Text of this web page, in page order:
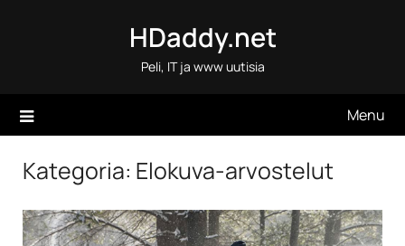
HDaddy.net
Peli, IT ja www uutisia
Menu
Kategoria: Elokuva-arvostelut